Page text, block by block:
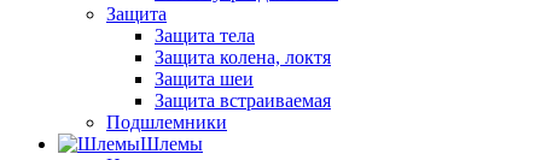
Защита
Защита тела
Защита колена, локтя
Защита шеи
Защита встраиваемая
Подшлемники
Шлемы